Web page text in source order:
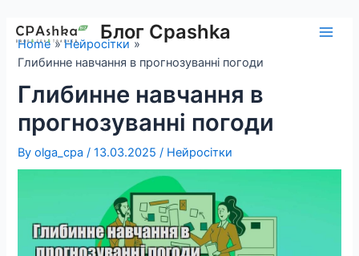
content
Блог Cpashka
Home
Нейросітки
Глибинне навчання в прогнозуванні погоди
Глибинне навчання в
прогнозуванні погоди
Byolga_cpa/13.03.2025/ Нейросітки